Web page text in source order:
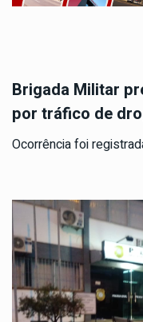
Brigada Militar
por tráfico de
Ocorrência foi